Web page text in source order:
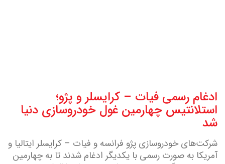
ادغام رسمی فیات – کرایسلر و پژو؛
استلانتیس چهارمین غول خودروسازی دنیا
شد
شرکت‌های خودروسازی پژو فرانسه و فیات – کرایسلر ایتالیا و
آمریکا به صورت رسمی با یکدیگر ادغام شدند تا به چهارمین